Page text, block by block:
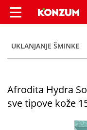
Afrodita
UKLANJANJE ŠMINKE
Afrodita Hydra
sve tipove kože